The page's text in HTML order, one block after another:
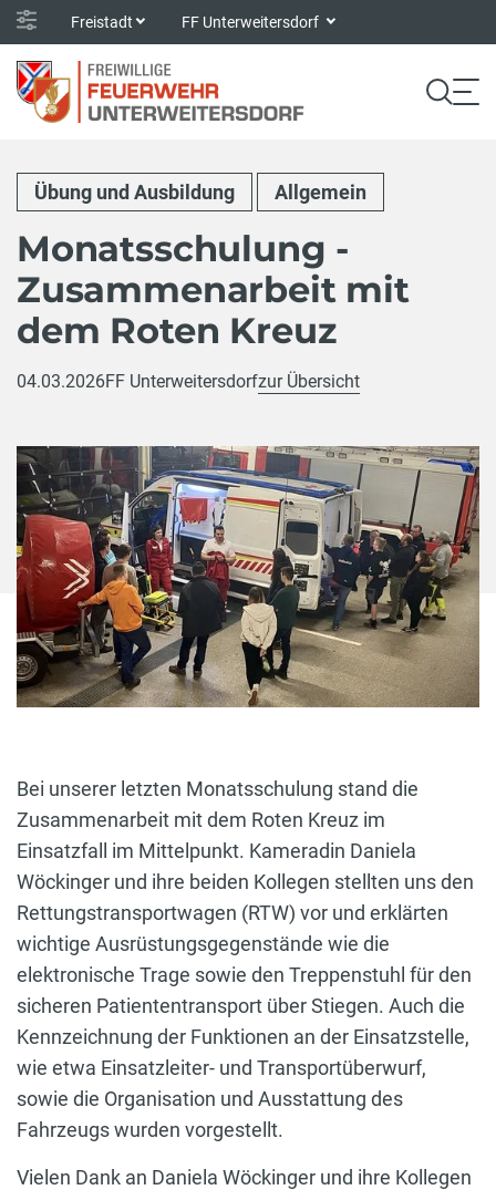
Freistadt FF Unterweitersdorf
Übung und Ausbildung Allgemein
Monatsschulung -
Zusammenarbeit mit
dem Roten Kreuz
04.03.2026FF Unterweitersdorfzur Übersicht
Bei unserer letzten Monatsschulung stand die
Zusammenarbeit mit dem Roten Kreuz im
Einsatzfall im Mittelpunkt. Kameradin Daniela
Wöckinger und ihre beiden Kollegen stellten uns den
Rettungstransportwagen (RTW) vor und erklärten
wichtige Ausrüstungsgegenstände wie die
elektronische Trage sowie den Treppenstuhl für den
sicheren Patiententransport über Stiegen. Auch die
Kennzeichnung der Funktionen an der Einsatzstelle,
wie etwa Einsatzleiter- und Transportüberwurf,
sowie die Organisation und Ausstattung des
Fahrzeugs wurden vorgestellt.
Vielen Dank an Daniela Wöckinger und ihre Kollegen